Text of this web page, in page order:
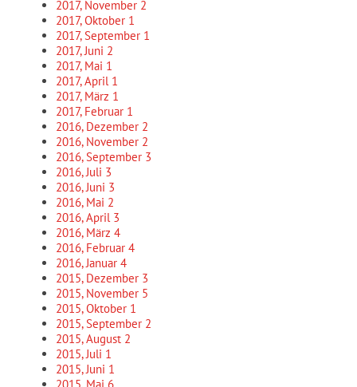
2017, November 2
2017, Oktober 1
2017, September 1
2017, Juni 2
2017, Mai 1
2017, April 1
2017, März 1
2017, Februar 1
2016, Dezember 2
2016, November 2
2016, September 3
2016, Juli 3
2016, Juni 3
2016, Mai 2
2016, April 3
2016, März 4
2016, Februar 4
2016, Januar 4
2015, Dezember 3
2015, November 5
2015, Oktober 1
2015, September 2
2015, August 2
2015, Juli 1
2015, Juni 1